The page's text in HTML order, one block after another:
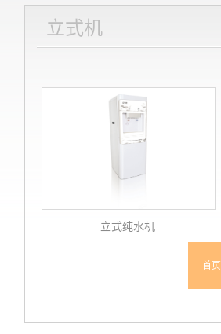
立式机
立式纯水机
首页